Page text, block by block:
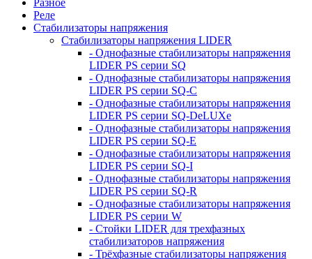
Разное
Реле
Стабилизаторы напряжения
Стабилизаторы напряжения LIDER
- Однофазные стабилизаторы напряжения
LIDER PS серии SQ
- Однофазные стабилизаторы напряжения
LIDER PS серии SQ-C
- Однофазные стабилизаторы напряжения
LIDER PS серии SQ-DeLUXe
- Однофазные стабилизаторы напряжения
LIDER PS серии SQ-E
- Однофазные стабилизаторы напряжения
LIDER PS серии SQ-I
- Однофазные стабилизаторы напряжения
LIDER PS серии SQ-R
- Однофазные стабилизаторы напряжения
LIDER PS серии W
- Стойки LIDER для трехфазных
стабилизаторов напряжения
- Трёхфазные стабилизаторы напряжения